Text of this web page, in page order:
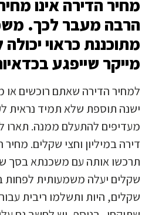
מחיר הדירה אינו
הרבה מעבר לכך.
מתוכננת כראוי יכולה
מייקר שייפגע
למחיר הדירה שאתם רוכשים או
ישנה תוספת שלא תמיד נראית
מעדיפים להתעלם ממנה. תארו
דירה במיליון וחצי שקלים. מחיר
תרכשו אותה עם משכנתא בסך
שקלים יעלה משמעותית לפחות
שקלים, היות ותשלמו ריבית